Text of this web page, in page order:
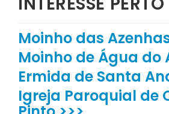
Moinho das
Moinho de Água do
Ermida de Santa
Igreja Paroquial de